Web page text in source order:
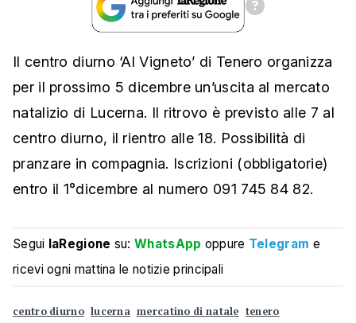
Il centro diurno ‘Al Vigneto’ di Tenero organizza
per il prossimo 5 dicembre un’uscita al mercato
natalizio di Lucerna. Il ritrovo è previsto alle 7 al
centro diurno, il rientro alle 18. Possibilità di
pranzare in compagnia. Iscrizioni (obbligatorie)
entro il 1°dicembre al numero 091 745 84 82.
Segui laRegione su:WhatsApp oppure Telegram e
ricevi ogni mattina le notizie principali
centro diurno lucerna mercatino di natale tenero